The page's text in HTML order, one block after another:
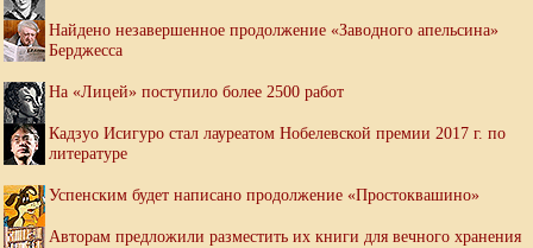
Найдено незавершенное продолжение «Заводного апельсина»
Берджесса
На «Лицей» поступило более 2500 работ
Кадзуо Исигуро стал лауреатом Нобелевской премии 2017 г. по
литературе
Успенским будет написано продолжение «Простоквашино»
Авторам предложили разместить их книги для вечного хранения